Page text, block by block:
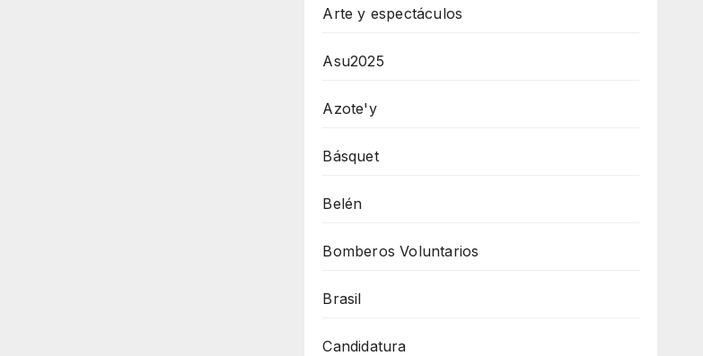
Arte y espectáculos
Asu2025
Azote'y
Básquet
Belén
Bomberos Voluntarios
Brasil
Candidatura